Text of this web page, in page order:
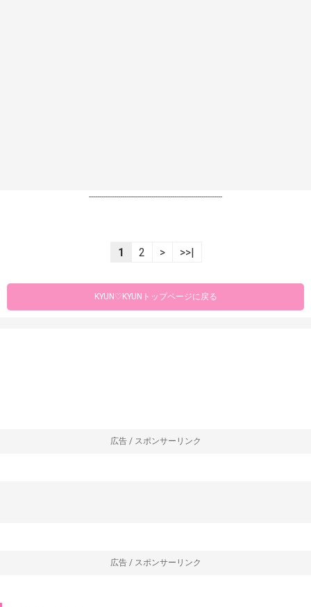
----------------------------------------------------------------
1 2 > >>|
KYUN♡KYUNトップページに戻る
広告 / スポンサーリンク
広告 / スポンサーリンク